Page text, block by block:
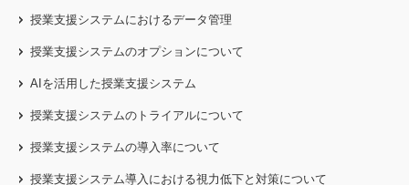
授業支援システムにおけるデータ管理
授業支援システムのオプションについて
AIを活用した授業支援システム
授業支援システムのトライアルについて
授業支援システムの導入率について
授業支援システム導入における視力低下と対策について